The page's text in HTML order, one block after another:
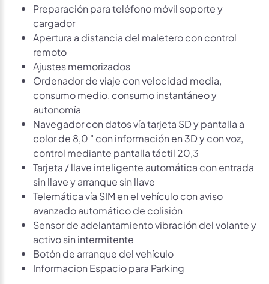
Preparación para teléfono móvil soporte y
cargador
Apertura a distancia del maletero con control
remoto
Ajustes memorizados
Ordenador de viaje con velocidad media,
consumo medio, consumo instantáneo y
autonomía
Navegador con datos vía tarjeta SD y pantalla a
color de 8,0 " con información en 3D y con voz,
control mediante pantalla táctil 20,3
Tarjeta / llave inteligente automática con entrada
sin llave y arranque sin llave
Telemática vía SIM en el vehículo con aviso
avanzado automático de colisión
Sensor de adelantamiento vibración del volante y
activo sin intermitente
Botón de arranque del vehículo
Informacion Espacio para Parking